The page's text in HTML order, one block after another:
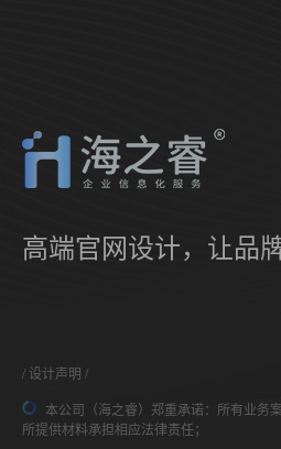
高端官网设计，让品
设计声明
本公司（海之睿）郑重承诺：所有业务
所提供材料承担相应法律责任；